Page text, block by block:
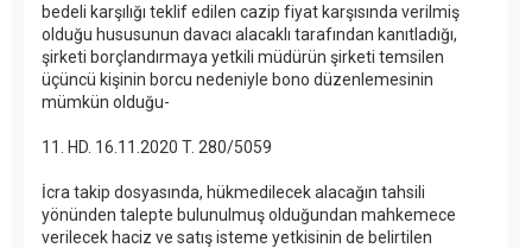
bedeli karşılığı teklif edilen cazip fiyat karşısında verilmiş
olduğu hususunun davacı alacaklı tarafından kanıtladığı,
şirketi borçlandırmaya yetkili müdürün şirketi temsilen
üçüncü kişinin borcu nedeniyle bono düzenlemesinin
mümkün olduğu-
11. HD. 16.11.2020 T. 280/5059
İcra takip dosyasında, hükmedilecek alacağın tahsili
yönünden talepte bulunulmuş olduğundan mahkemece
verilecek haciz ve satış isteme yetkisinin de belirtilen